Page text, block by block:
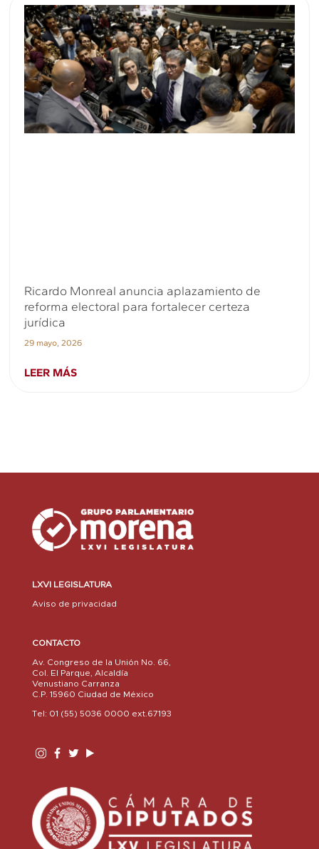
Ricardo Monreal anuncia aplazamiento de
reforma electoral para fortalecer certeza
jurídica
29 mayo, 2026
LEER MÁS
LXVI LEGISLATURA
Aviso de privacidad
CONTACTO
Av. Congreso de la Unión No. 66,
Col. El Parque, Alcaldía
Venustiano Carranza
C.P. 15960 Ciudad de México
Tel: 01 (55) 5036 0000 ext.67193